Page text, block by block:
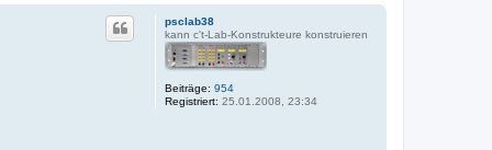
psclab38
kann c't-Lab-Konstrukteure konstruieren
Beiträge: 954
Registriert: 25.01.2008, 23:34